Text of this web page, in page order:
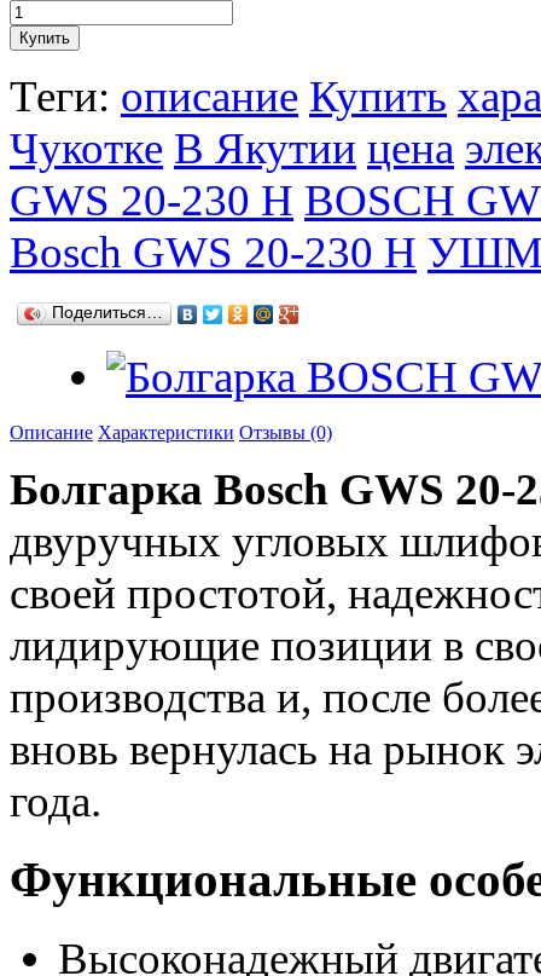
Теги: описание Купить
Чукотке В Якутии цена
GWS 20-230 Н BOSCH
Bosch GWS 20-230 H УШМ
Поделиться…
Описание Характеристики Отзывы (0)
Болгарка Bosch GWS 20-
двуручных угловых
своей простотой,
лидирующие позиции в
производства и, после
вновь вернулась на рынок
года.
Функциональные
Высоконадежный